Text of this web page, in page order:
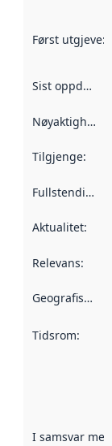
Først utgjeve:
Sist oppdatert
Nøyaktigheit
Tilgjenge:
Fullstendigheit
Aktualitet:
Relevans:
Geografisk område
Tidsrom:
I samsvar med